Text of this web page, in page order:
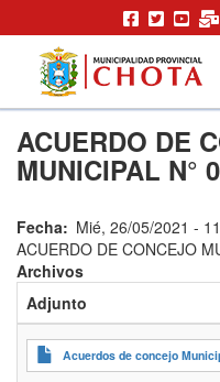
Pasar
contenido
principal
ACUERDO DE
MUNICIPAL N°
Fecha
Mié, 26/05/2021 -
ACUERDO DE CONCEJO
Archivos
Adjunto
Acuerdos de concejo